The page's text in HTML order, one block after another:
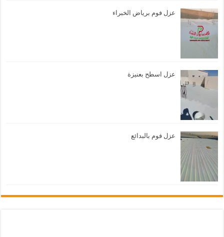
عزل فوم برياض الخبراء
عزل اسطح بعنيزة
عزل فوم بالبدائع